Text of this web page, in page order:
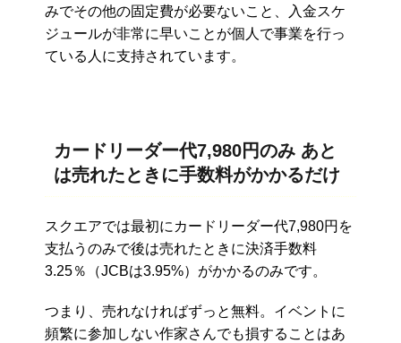
みでその他の固定費が必要ないこと、入金スケ
ジュールが非常に早いことが個人で事業を行っ
ている人に支持されています。
カードリーダー代7,980円のみ あと
は売れたときに手数料がかかるだけ
スクエアでは最初にカードリーダー代7,980円を
支払うのみで後は売れたときに決済手数料
3.25％（JCBは3.95%）がかかるのみです。
つまり、売れなければずっと無料。イベントに
頻繁に参加しない作家さんでも損することはあ